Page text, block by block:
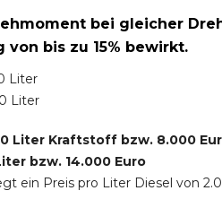
bei gleicher
von bis zu 15% bewirkt.
Liter
Liter
Liter Kraftstoff bzw. 8.000
bzw. 14.000 Euro
ein Preis pro Liter Diesel von